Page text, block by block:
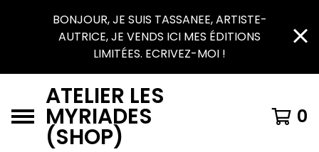
BONJOUR, JE SUIS TASSANEE, ARTISTE-
AUTRICE, JE VENDS ICI MES ÉDITIONS
LIMITÉES. ECRIVEZ-MOI !
ATELIER LES
MYRIADES
(SHOP)
0